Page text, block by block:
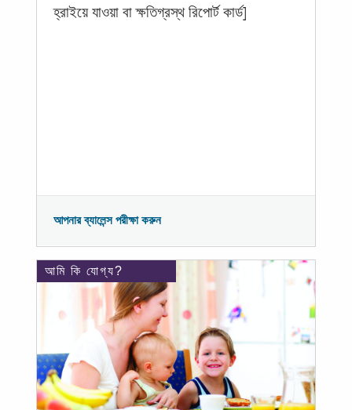
হ্রাইয়ে যাওয়া বা ক্ষতিগ্রস্থ রিপোর্ট কার্ড]
আপনার ব্যালেন্স পরীক্ষা করুন
আমি কি যোগ্য?